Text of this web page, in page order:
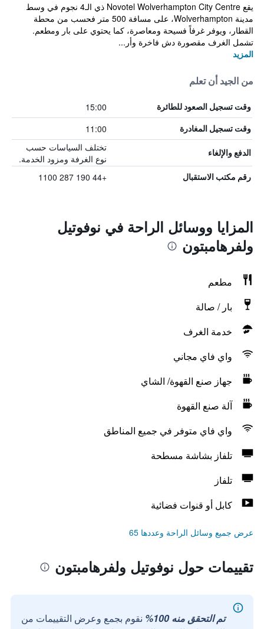
يقع Novotel Wolverhampton City Centre ذي الـ4 نجوم في وسط
مدينة Wolverhampton، على مسافة 500 متر فحسب من محطة
القطار، ويوفر غرفاً فسيحة ومعاصرة، كما يحتوي على بار ومطعم.
تشمل الغرف مقصورة دش فاخرة وأر...
المزيد
من الجيد أن تعلم
وقت تسجيل الصعود للطائرة 15:00
وقت تسجيل المغادرة 11:00
الدفع والإلغاء
تختلف السياسات حسب
نوع الغرفة ومزود الخدمة.
رقم مكتب الاستقبال +44 190 287 1100
المزايا ووسائل الراحة في نوفوتيل
ولفرهامبتون
مطعم
بار / صالة
خدمة الغرف
واي فاي مجاني
جهاز صنع القهوة/ الشاي
آلة صنع القهوة
واي فاي متوفر في جميع المناطق
تلفاز بشاشة مسطحة
تلفاز
كابل أو قنوات فضائية
عرض جميع وسائل الراحة وعددها 65
تقييمات حول نوفوتيل ولفرهامبتون
تم التحقق منه 100%
نقوم بجمع وعرض التقييمات من